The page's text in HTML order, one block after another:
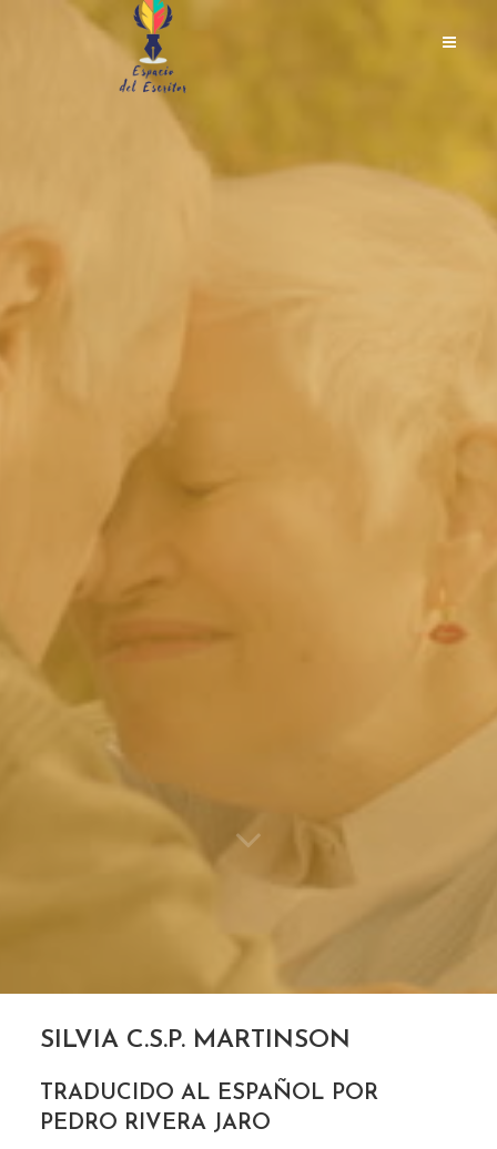
SILVIA C.S.P. MARTINSON
TRADUCIDO AL ESPAÑOL POR
PEDRO RIVERA JARO